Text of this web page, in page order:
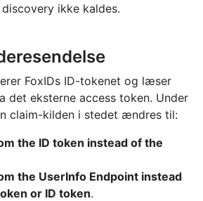
ikke kaldes.
FoxIDs ID-tokenet og læser
det eksterne access token. Under
claim-kilden i stedet ændres til:
the ID token instead of the
the UserInfo Endpoint instead
or ID token.